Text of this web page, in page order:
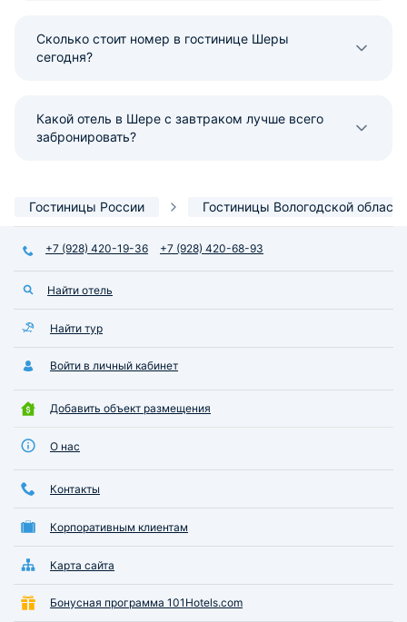
Сколько стоит номер в гостинице Шеры
сегодня?
Какой отель в Шере с завтраком лучше всего
забронировать?
Гостиницы России Гостиницы Вологодской области
+7 (928) 420-19-36 +7 (928) 420-68-93
Найти отель
Найти тур
Войти в личный кабинет
Добавить объект размещения
О нас
Контакты
Корпоративным клиентам
Карта сайта
Бонусная программа 101Hotels.com